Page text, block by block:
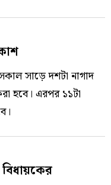
সাড়ে দশটা নাগাদ
হবে। এরপর ১১টা